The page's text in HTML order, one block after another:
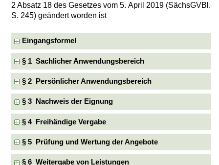
2 Absatz 18 des Gesetzes vom 5. April 2019 (SächsGVBl.
S. 245) geändert worden ist
Eingangsformel
§ 1 Sachlicher Anwendungsbereich
§ 2 Persönlicher Anwendungsbereich
§ 3 Nachweis der Eignung
§ 4 Freihändige Vergabe
§ 5 Prüfung und Wertung der Angebote
§ 6 Weitergabe von Leistungen